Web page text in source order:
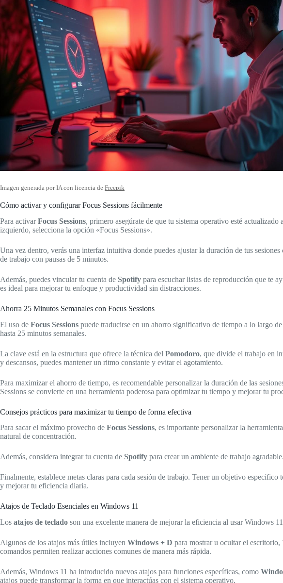
Imagen generada por IA con licencia de Freepik
Cómo activar y configurar Focus Sessions fácilmente
Para activarFocus Sessions, primero asegúrate de que tu sistema operativo esté
izquierdo, selecciona la opción «Focus Sessions».
Una vez dentro, verás una interfaz intuitiva donde puedes ajustar la duración de tus
de trabajo con pausas de 5 minutos.
Además, puedes vincular tu cuenta de Spotify para escuchar listas de reproducción que te
es ideal para mejorar tu enfoque y productividad sin distracciones.
Ahorra 25 Minutos Semanales con Focus Sessions
El uso de Focus Sessions puede traducirse en un ahorro significativo de tiempo a lo largo
hasta 25 minutos semanales.
La clave está en la estructura que ofrece la técnica del Pomodoro, que divide el trabajo en
y descansos, puedes mantener un ritmo constante y evitar el agotamiento.
Para maximizar el ahorro de tiempo, es recomendable personalizar la duración de las
Sessions se convierte en una herramienta poderosa para optimizar tu tiempo y mejorar tu
Consejos prácticos para maximizar tu tiempo de forma efectiva
Para sacar el máximo provecho de Focus Sessions, es importante personalizar la
natural de concentración.
Además, considera integrar tu cuenta de Spotify para crear un ambiente de trabajo
Finalmente, establece metas claras para cada sesión de trabajo. Tener un objetivo
y mejorar tu eficiencia diaria.
Atajos de Teclado Esenciales en Windows 11
Los atajos de teclado son una excelente manera de mejorar la eficiencia al usar Windows
Algunos de los atajos más útiles incluyen Windows + D para mostrar u ocultar el escritorio,
comandos permiten realizar acciones comunes de manera más rápida.
Además, Windows 11 ha introducido nuevos atajos para funciones específicas, como
atajos puede transformar la forma en que interactúas con el sistema operativo.